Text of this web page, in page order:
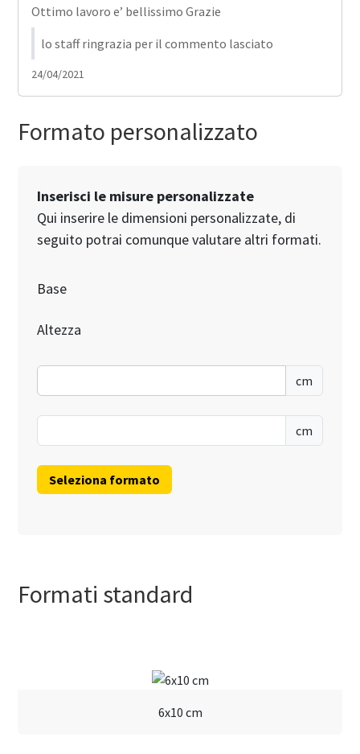
Ottimo lavoro e’ bellissimo Grazie
lo staff ringrazia per il commento lasciato
24/04/2021
Formato personalizzato
Inserisci le misure personalizzate
Qui inserire le dimensioni personalizzate, di
cm
cm
Formati standard